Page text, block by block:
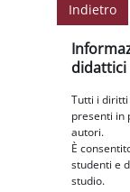
Indietro
Blocchi
didattici
Tutti i
presenti in
autori.
È
studenti e
studio.